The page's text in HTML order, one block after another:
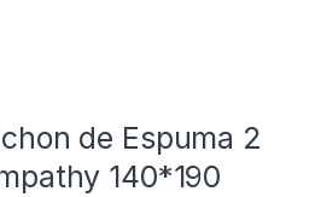
de Espuma 2
140*190